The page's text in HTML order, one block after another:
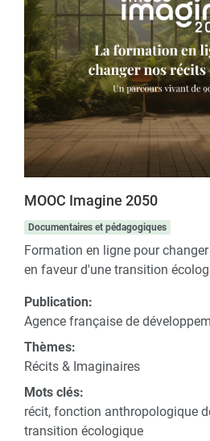
MOOC Imagine 2050
Documentaires et pédagogiques
Formation en ligne pour
en faveur d'une transition
Publication:
Agence française de
Thèmes:
Récits & Imaginaires
Mots clés:
récit, fonction anthropologique
transition écologique